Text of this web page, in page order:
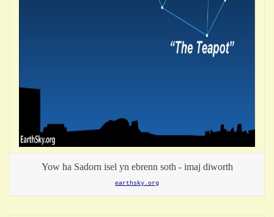
Yow ha Sadorn isel yn ebrenn soth - imaj diworth
earthsky.org